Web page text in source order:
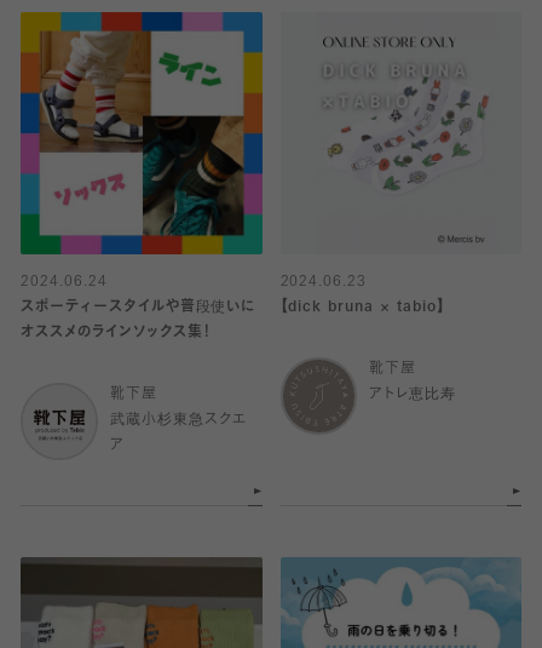
2024.06.24
スポーティースタイルや普段使いに
オススメのラインソックス集！
靴下屋
武蔵小杉東急スクエ
ア
2024.06.23
【dick bruna × tabio】
靴下屋
アトレ恵比寿